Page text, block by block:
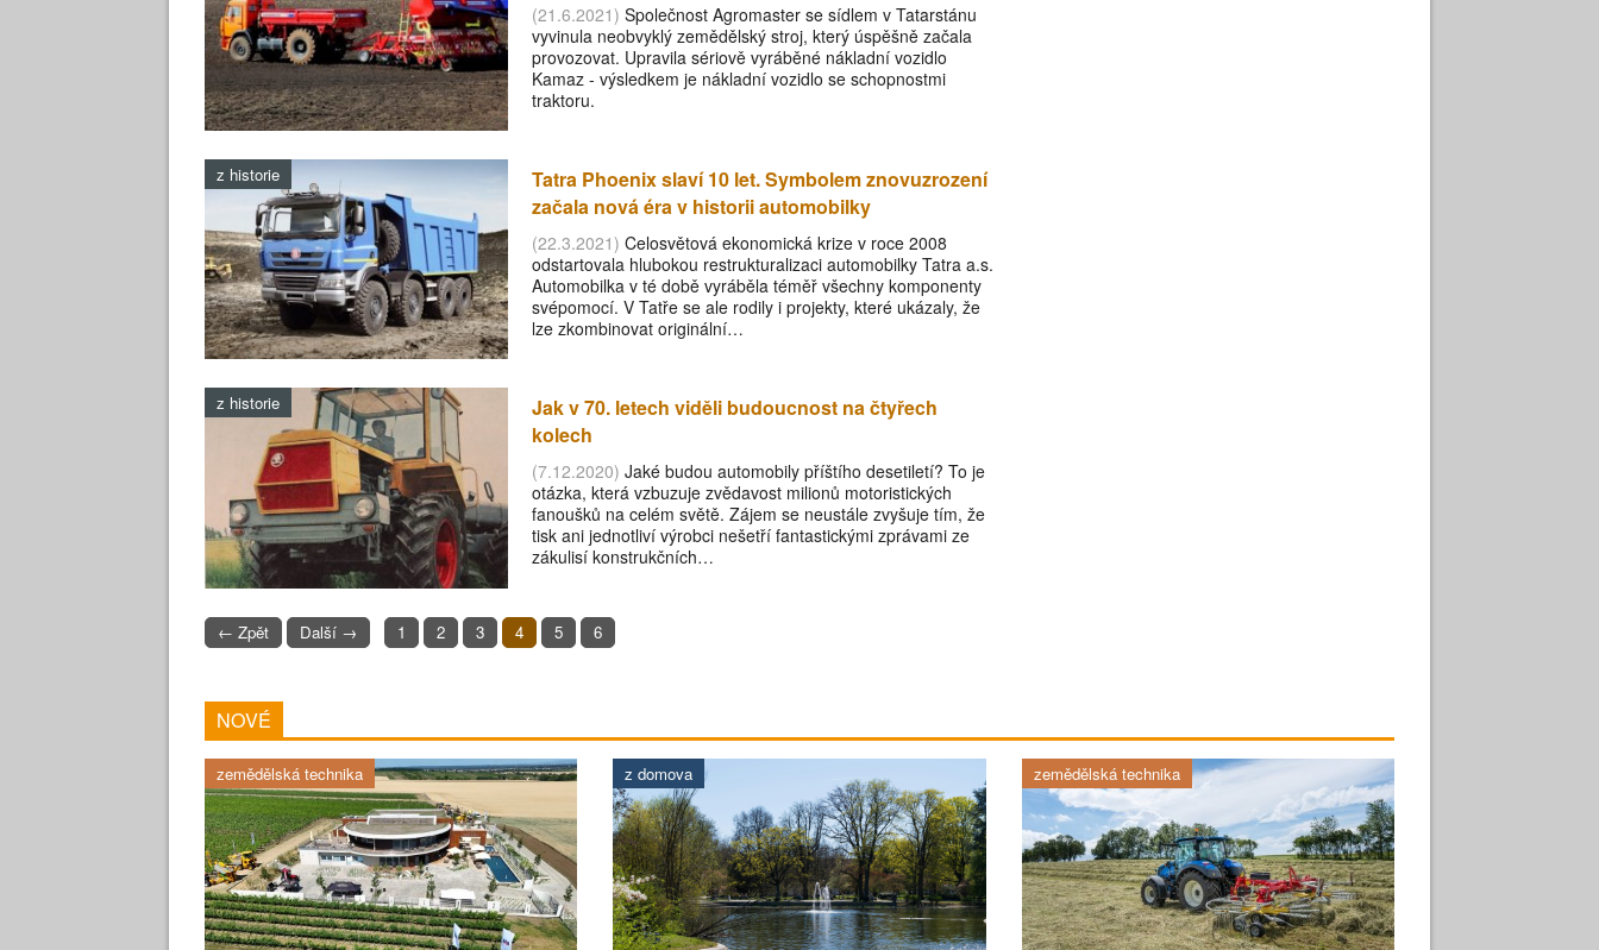
(21.6.2021) Společnost Agromaster se sídlem v Tatarstánu
vyvinula neobvyklý zemědělský stroj, který úspěšně začala
provozovat. Upravila sériově vyráběné nákladní vozidlo
Kamaz - výsledkem je nákladní vozidlo se schopnostmi
traktoru.
z historie
Tatra Phoenix slaví 10 let. Symbolem znovuzrození
začala nová éra v historii automobilky
(22.3.2021) Celosvětová ekonomická krize v roce 2008
odstartovala hlubokou restrukturalizaci automobilky Tatra a.s.
Automobilka v té době vyráběla téměř všechny komponenty
svépomocí. V Tatře se ale rodily i projekty, které ukázaly, že
lze zkombinovat originální…
z historie
Jak v 70. letech viděli budoucnost na čtyřech
kolech
(7.12.2020) Jaké budou automobily příštího desetiletí? To je
otázka, která vzbuzuje zvědavost milionů motoristických
fanoušků na celém světě. Zájem se neustále zvyšuje tím, že
tisk ani jednotliví výrobci nešetří fantastickými zprávami ze
zákulisí konstrukčních…
← Zpět Další → 1 2 3 4 5 6
NOVÉ
zemědělská technika z domova zemědělská technika